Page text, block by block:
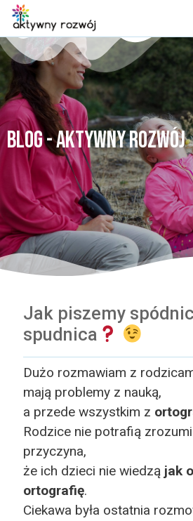
Blog - Aktywny Rozwój
Jak piszemy
spudnica
Dużo rozmawiam z
mają problemy z nauką,
a przede wszystkim z
Rodzice nie potrafią
przyczyna,
że ich dzieci nie wiedzą jak
ortografię.
Ciekawa była ostatnia